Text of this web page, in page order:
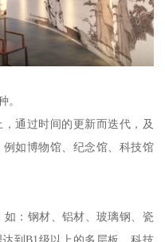
。
通过时间的更新而迭代，及
如博物馆、纪念馆、科技馆
：钢材、铝材、玻璃钢、瓷